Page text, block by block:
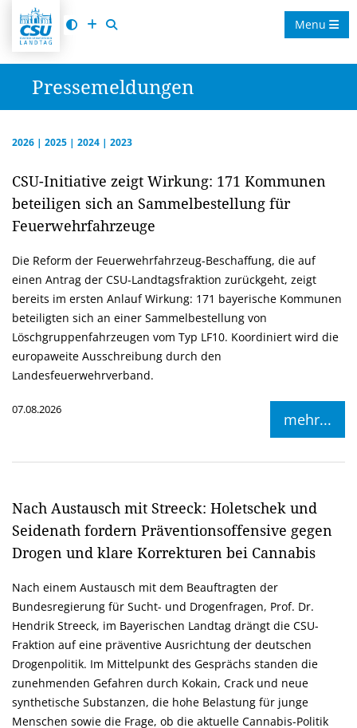
Menu
Pressemeldungen
2026 | 2025 | 2024 | 2023
CSU-Initiative zeigt Wirkung: 171 Kommunen
beteiligen sich an Sammelbestellung für
Feuerwehrfahrzeuge
Die Reform der Feuerwehrfahrzeug-Beschaffung, die auf
einen Antrag der CSU-Landtagsfraktion zurückgeht, zeigt
bereits im ersten Anlauf Wirkung: 171 bayerische Kommunen
beteiligten sich an einer Sammelbestellung von
Löschgruppenfahrzeugen vom Typ LF10. Koordiniert wird die
europaweite Ausschreibung durch den
Landesfeuerwehrverband.
07.08.2026
mehr...
Nach Austausch mit Streeck: Holetschek und
Seidenath fordern Präventionsoffensive gegen
Drogen und klare Korrekturen bei Cannabis
Nach einem Austausch mit dem Beauftragten der
Bundesregierung für Sucht- und Drogenfragen, Prof. Dr.
Hendrik Streeck, im Bayerischen Landtag drängt die CSU-
Fraktion auf eine präventive Ausrichtung der deutschen
Drogenpolitik. Im Mittelpunkt des Gesprächs standen die
zunehmenden Gefahren durch Kokain, Crack und neue
synthetische Substanzen, die hohe Belastung für junge
Menschen sowie die Frage, ob die aktuelle Cannabis-Politik